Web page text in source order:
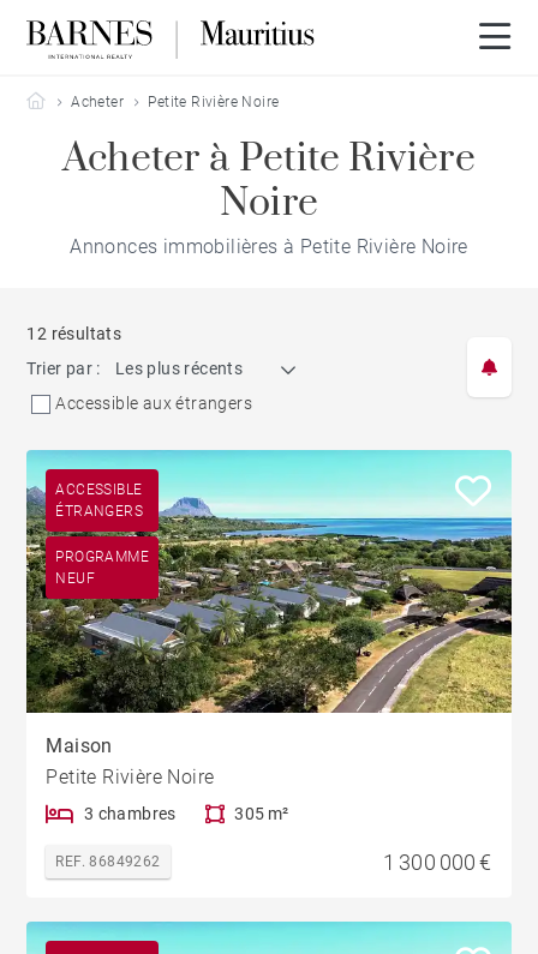
Barnes Mauritius
Acheter Petite Rivière Noire
Acheter à Petite Rivière
Noire
Annonces immobilières à Petite Rivière Noire
12 résultats
Trier par :
Les plus récents
Accessible aux étrangers
ACCESSIBLE
ÉTRANGERS
PROGRAMME
NEUF
Maison
Petite Rivière Noire
3 chambres 305 m²
REF. 86849262 1 300 000 €